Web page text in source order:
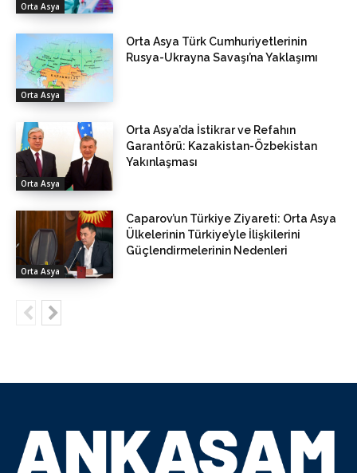
Orta Asya
Orta Asya
Orta Asya Türk Cumhuriyetlerinin
Rusya-Ukrayna Savaşı’na Yaklaşımı
Orta Asya
Orta Asya’da İstikrar ve Refahın
Garantörü: Kazakistan-Özbekistan
Yakınlaşması
Orta Asya
Caparov’un Türkiye Ziyareti: Orta Asya
Ülkelerinin Türkiye’yle İlişkilerini
Güçlendirmelerinin Nedenleri